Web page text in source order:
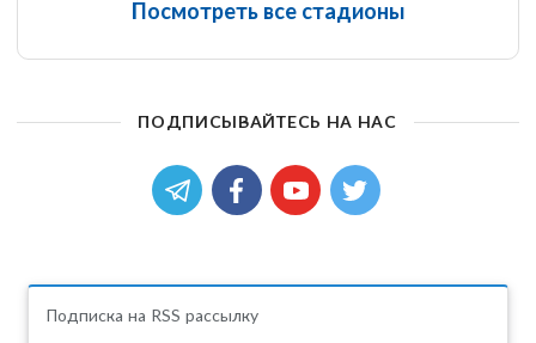
Посмотреть все стадионы
ПОДПИСЫВАЙТЕСЬ НА НАС
Подписка на RSS рассылку